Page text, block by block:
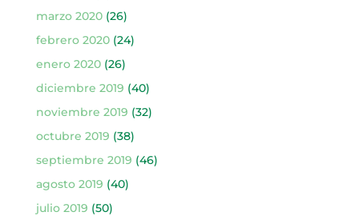
marzo 2020(26)
febrero 2020(24)
enero 2020(26)
diciembre 2019 (40)
noviembre 2019 (32)
octubre 2019 (38)
septiembre 2019 (46)
agosto 2019 (40)
julio 2019 (50)